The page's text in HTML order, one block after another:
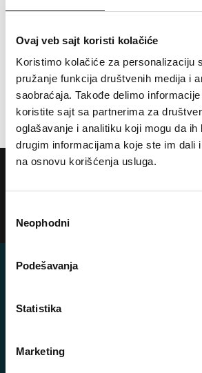
Ovaj veb sajt koristi kolačiće
Koristimo kolačiće za personalizaciju
pružanje funkcija društvenih medija i
saobraćaja. Takođe delimo
koristite sajt sa partnerima za
oglašavanje i analitiku koji mogu da ih
drugim informacijama koje ste im dali
na osnovu korišćenja usluga.
сагласности
Neophodni
Podešavanja
Statistika
Marketing
Dimensions: 90*60*25mm
POTREBNA VAM JE POMOĆ? POZOVITE
Posredovanje u trgovini